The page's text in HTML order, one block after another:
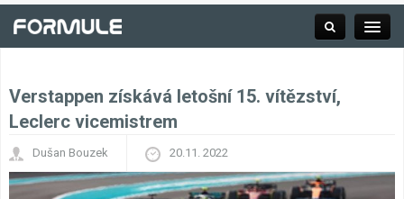
Závodní série
Verstappen získává letošní 15. vítězství,
Leclerc vicemistrem
Dušan Bouzek 20.11. 2022